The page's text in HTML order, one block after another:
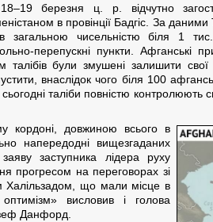
березня ц. р. відчутно
в провінції Бадгіс. За
загальною чисельністю біля 1
перепускні пункти. Афганські
талібів були змушені залишити
внаслідок чого біля 100
таліби повністю контролюють
кордоні, довжиною всього в
напередодні вищезгаданих
заступника лідера руху
прогресом на переговорах зі
Халільзадом, що мали місце в
висловив і голова
Данфорд.